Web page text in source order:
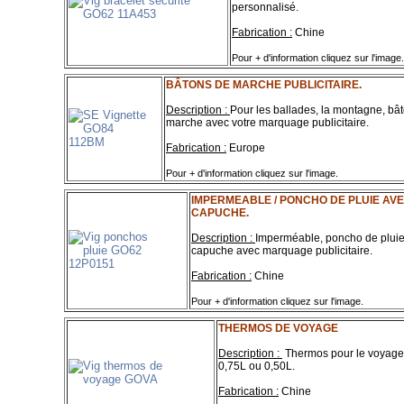
personnalisé.
Fabrication : Chine
Pour + d'information cliquez sur l'image.
BÂTONS DE MARCHE PUBLICITAIRE.
Description : Pour les ballades, la montagne,
marche avec votre marquage publicitaire.
Fabrication : Europe
Pour + d'information cliquez sur l'image.
IMPERMEABLE / PONCHO DE PLUIE
CAPUCHE.
Description : Imperméable, poncho de
capuche avec marquage publicitaire.
Fabrication : Chine
Pour + d'information cliquez sur l'image.
THERMOS DE VOYAGE
Description : Thermos pour le
0,75L ou 0,50L.
Fabrication : Chine